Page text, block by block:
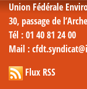
Union Fédérale
30, passage de
Tél : 01 40 81 24 00
Mail :
Flux RSS